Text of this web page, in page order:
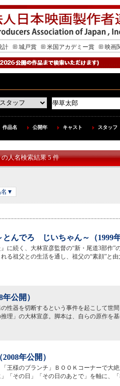
計 城戸賞 米国アカデミー賞 映画
作品名 公開年 キャスト スタッフ
人名検索結果 5 件
名▼
とんでろ じいちゃん～（1999年
』に続く、大林宣彦監督の“新・尾道3部作
る祖父との生活を通し、祖父の“素顔”と
公開）
性器を切断するという事件を起こして世
推理」の大林宣彦。脚本は、自らの原作を
年公開）
王様のブランチ」ＢＯＯＫコーナーで大
「その日」「その日のあとで」を軸に、